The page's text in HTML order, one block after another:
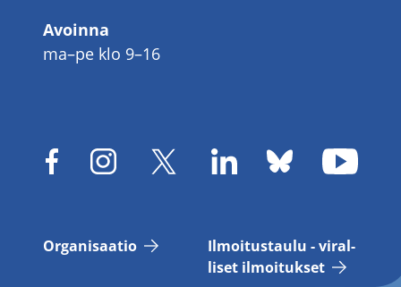
Avoinna
ma–pe klo 9–16
Or­ga­ni­saa­tio
Il­moi­tus­tau­lu - vi­ral­
li­set il­moi­tuk­set